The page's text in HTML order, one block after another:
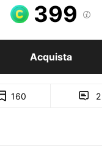
399 
Acquista
160  2